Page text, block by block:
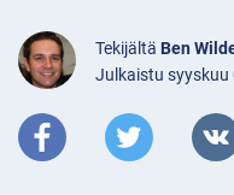
Tekijältä Ben
Julkaistu syyskuu